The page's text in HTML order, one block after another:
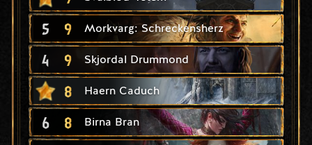
5 9 Morkvarg: Schreckensherz
4 9 Skjordal Drummond
8 Haern Caduch
6 8 Birna Bran